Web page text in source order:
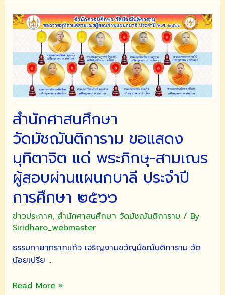
มุทิตา
การ
เปรียญ
ธรรม
๖
ประโยค
สำนักศาสนศึกษา
วัดมัชฌันติการาม ขอแสดง
มุทิตาจิต แด่ พระภิกษุ-สามเณร
ผู้สอบผ่านแผนกบาลี ประจำปี
การศึกษา ๒๕๖๖
ข่าวประกาศ, สำนักศาสนศึกษา วัดมัชฌันติการาม / By
Siridharo_webmaster
ธรรมทายาทรากแก้ว เจริญงามขวัญมัชฌันติการาม วัด
น้อยเปรีย …
สำนัก
Read More »